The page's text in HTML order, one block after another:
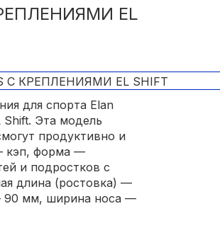
EL
для спорта Elan
Shift. Эта модель
продуктивно и
кэп, форма —
и подростков с
длина (ростовка) —
90 мм, ширина носа —